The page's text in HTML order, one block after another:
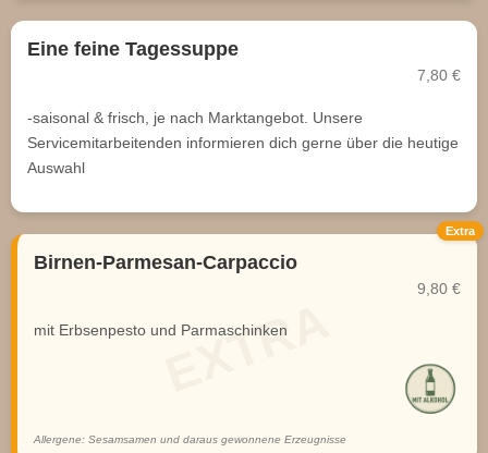
Eine feine Tagessuppe
7,80 €
-saisonal & frisch, je nach Marktangebot. Unsere
Servicemitarbeitenden informieren dich gerne über die heutige
Auswahl
Extra
Birnen-Parmesan-Carpaccio
9,80 €
mit Erbsenpesto und Parmaschinken
Allergene: Sesamsamen und daraus gewonnene Erzeugnisse